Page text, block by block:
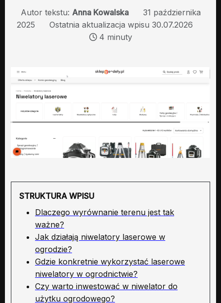
Autor tekstu: Anna Kowalska
31 października
2025
Ostatnia aktualizacja wpisu 30.07.2026
4 minuty
STRUKTURA WPISU
Dlaczego wyrównanie terenu jest tak
ważne?
Jak działają niwelatory laserowe w
ogrodzie?
Gdzie konkretnie wykorzystać laserowe
niwelatory w ogrodnictwie?
Czy warto inwestować w niwelator do
użytku ogrodowego?